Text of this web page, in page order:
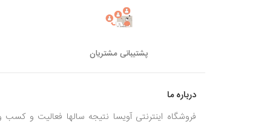
پشتیبانی مشتریان
درباره ما
فروشگاه اینترنتی آویسا نتیجه سالها فعالیت و کسب